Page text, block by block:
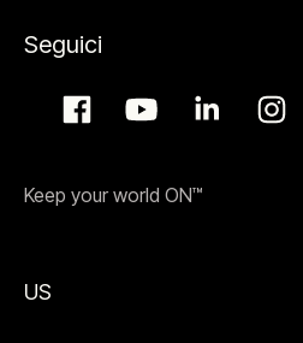
Seguici
Keep your world ON™
US